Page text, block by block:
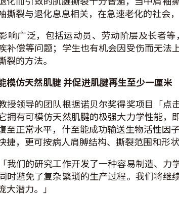
撕裂与退化息息相关，在急速老化的社会
响广泛，包括运动员、劳动阶层及长者
补偿等问题；学生也有机会因受伤而无
裂的方法。
模仿天然肌腱 并促进肌腱再生至少一厘米
授领导的团队根据诺贝尔奖得奖项目「
拥有可模仿天然肌腱的极强大力学性能
至正常水平，什至能成功输送生物活性因
捷，更可按病人肩膊结构、撕裂范围和形
我们的研究工作开发了一种容易制造、
时避免了复杂繁琐的生产过程。我们将
大潜力。」